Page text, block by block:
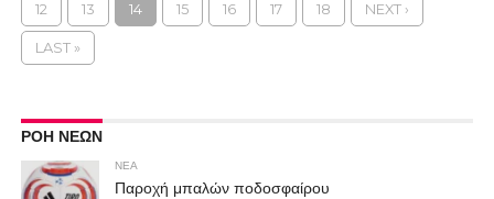
12 13 14 15 16 17 18 NEXT ›
LAST »
ΡΟΗ ΝΕΩΝ
ΝΕΑ
Παροχή μπαλών ποδοσφαίρου